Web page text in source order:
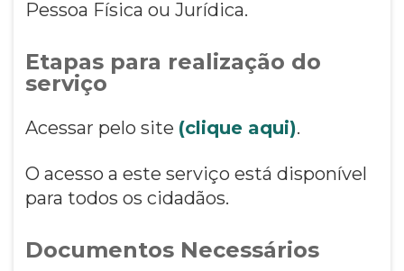
Pessoa Física ou Jurídica.
Etapas para realização do
serviço
Acessar pelo site (clique aqui).
O acesso a este serviço está disponível
para todos os cidadãos.
Documentos Necessários